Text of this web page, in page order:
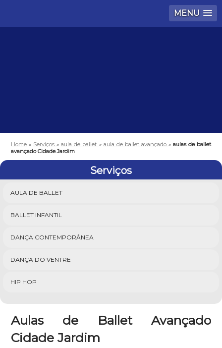
MENU
Home » Serviços»aula de ballet » aula de ballet avançado » aulas de ballet
avançado Cidade Jardim
Serviços
AULA DE BALLET
BALLET INFANTIL
DANÇA CONTEMPORÂNEA
DANÇA DO VENTRE
HIP HOP
Aulas de Ballet Avançado
Cidade Jardim